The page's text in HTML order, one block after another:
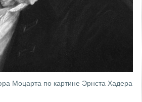
Моцарта по картине Эрнста Хадера